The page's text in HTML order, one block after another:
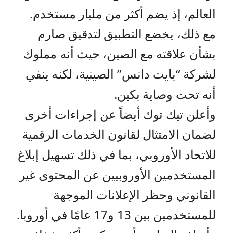
العالم، إذ يضم أكثر من مليار مستخدم.
مع ذلك، يخضع التطبيق لتدقيق صارم
بشأن علاقته مع الصين، حيث أنه مملوك
لشركة “بايت دانس” الصينية، لكنه ينفي
أنه تحت وصاية بكين.
وأعلن تيك توك أيضاً عن إجراءات أخرى
لضمان الامتثال لقانون الخدمات الرقمية
للاتحاد الأوروبي، بما في ذلك تسهيل إبلاغ
المستخدمين الأوروبيين عن المحتوى غير
القانوني وحظر الإعلانات الموجهة
للمستخدمين بين 13 و17 عامًا في أوروبا.